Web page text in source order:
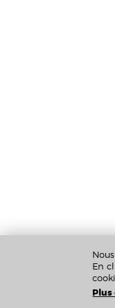
En
Plus